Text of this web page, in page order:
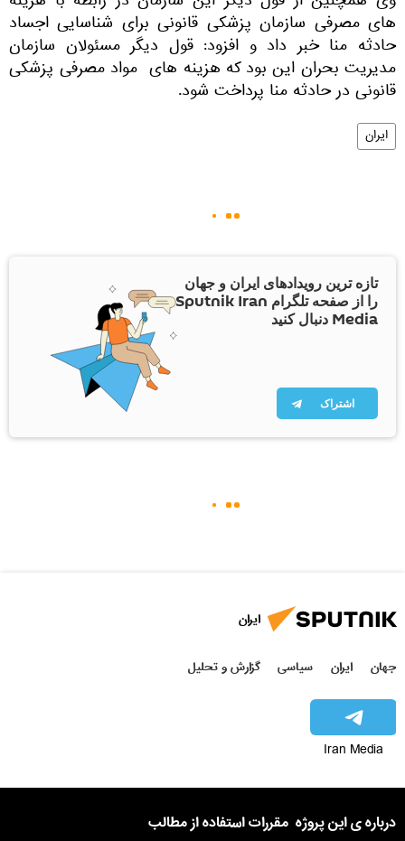
های مصرفی سازمان پزشکی قانونی برای شناسایی اجساد
حادثه منا خبر داد و افزود: قول دیگر مسئولان سازمان
مدیریت بحران این بود که هزینه های مواد مصرفی پزشکی
قانونی در حادثه منا پرداخت شود.
ایران
تازه ترین رویدادهای ایران و جهان
را از صفحه تلگرام Sputnik Iran
Media دنبال کنید
اشتراک
ایران
جهان ایران سیاسی گزارش و تحلیل
Iran Media
درباره ی این پروژه مقررات استفاده از مطالب